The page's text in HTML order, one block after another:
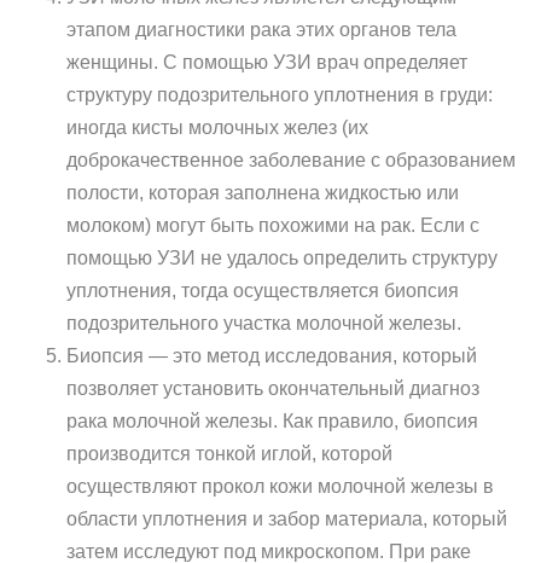
этапом диагностики рака этих органов тела
женщины. С помощью УЗИ врач определяет
структуру подозрительного уплотнения в груди:
иногда кисты молочных желез (их
доброкачественное заболевание с образованием
полости, которая заполнена жидкостью или
молоком) могут быть похожими на рак. Если с
помощью УЗИ не удалось определить структуру
уплотнения, тогда осуществляется биопсия
подозрительного участка молочной железы.
Биопсия — это метод исследования, который
позволяет установить окончательный диагноз
рака молочной железы. Как правило, биопсия
производится тонкой иглой, которой
осуществляют прокол кожи молочной железы в
области уплотнения и забор материала, который
затем исследуют под микроскопом. При раке